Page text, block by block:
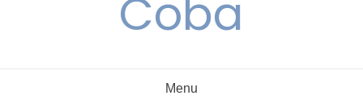
Coba
Menu